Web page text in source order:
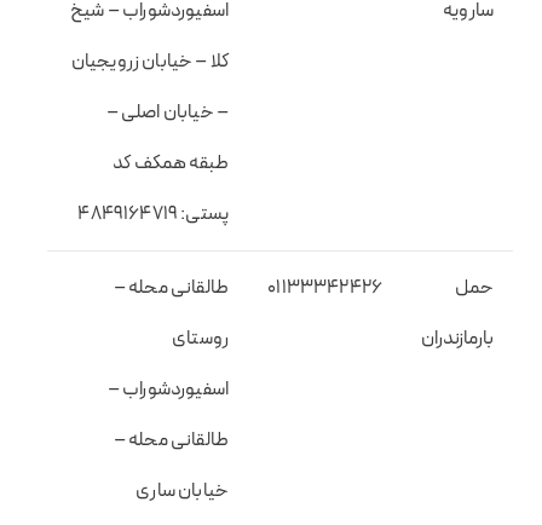
سارویه
اسفیوردشوراب – شیخ
کلا – خیابان زرویجیان
– خیابان اصلی –
طبقه همکف کد
پستی: ۴۸۴۹۱۶۴۷۱۹
حمل
بارمازندران
01133342426
طالقانی محله –
روستای
اسفیوردشوراب –
طالقانی محله –
خیابان ساری